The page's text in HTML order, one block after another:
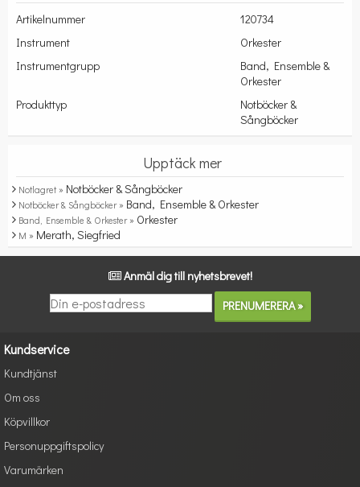
Artikelnummer
120734
Instrument
Orkester
Instrumentgrupp
Band, Ensemble &
Orkester
Produkttyp
Notböcker &
Sångböcker
Upptäck mer
Notlagret » Notböcker & Sångböcker
Notböcker & Sångböcker » Band, Ensemble & Orkester
Band, Ensemble & Orkester » Orkester
M » Merath, Siegfried
Anmäl dig till nyhetsbrevet!
Kundservice
Kundtjänst
Om oss
Köpvillkor
Personuppgiftspolicy
Varumärken